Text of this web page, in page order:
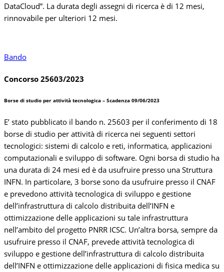
DataCloud”. La durata degli assegni di ricerca è di 12 mesi,
rinnovabile per ulteriori 12 mesi.
Bando
Concorso 25603/2023
Borse di studio per attività tecnologica – Scadenza 09/06/2023
E’ stato pubblicato il bando n. 25603 per il conferimento di 18
borse di studio per attività di ricerca nei seguenti settori
tecnologici: sistemi di calcolo e reti, informatica, applicazioni
computazionali e sviluppo di software. Ogni borsa di studio ha
una durata di 24 mesi ed è da usufruire presso una Struttura
INFN. In particolare, 3 borse sono da usufruire presso il CNAF
e prevedono attività tecnologica di sviluppo e gestione
dell’infrastruttura di calcolo distribuita dell’INFN e
ottimizzazione delle applicazioni su tale infrastruttura
nell’ambito del progetto PNRR ICSC. Un’altra borsa, sempre da
usufruire presso il CNAF, prevede attività tecnologica di
sviluppo e gestione dell’infrastruttura di calcolo distribuita
dell’INFN e ottimizzazione delle applicazioni di fisica medica su